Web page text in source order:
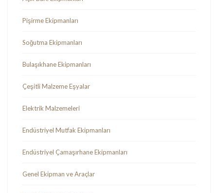
Pişirme Ekipmanları
Soğutma Ekipmanları
Bulaşıkhane Ekipmanları
Çeşitli Malzeme Eşyalar
Elektrik Malzemeleri
Endüstriyel Mutfak Ekipmanları
Endüstriyel Çamaşırhane Ekipmanları
Genel Ekipman ve Araçlar